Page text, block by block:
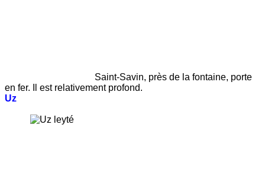
Saint-Savin, près de la fontaine, porte
en fer. Il est relativement profond.
Uz